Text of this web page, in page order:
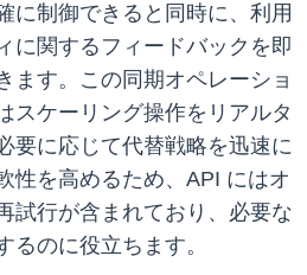
に制御できると同時に、利用
に関するフィードバックを即
ます。この同期オペレーショ
スケーリング操作をリアルタ
要に応じて代替戦略を迅速に
性を高めるため、API にはオ
試行が含まれており、必要な
るのに役立ちます。